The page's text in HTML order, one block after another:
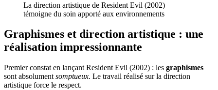
La direction artistique de Resident Evil (2002)
témoigne du soin apporté aux environnements
Graphismes et direction artistique : une
réalisation impressionnante
Premier constat en lançant Resident Evil (2002) : les graphismes
sont absolument somptueux. Le travail réalisé sur la direction
artistique force le respect.